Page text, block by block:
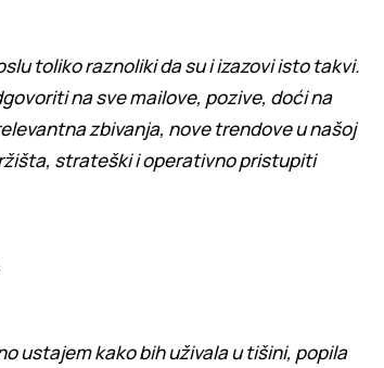
toliko raznoliki da su i izazovi isto takvi.
na sve mailove, pozive, doći na
zbivanja, nove trendove u našoj
strateški i operativno pristupiti
ustajem kako bih uživala u tišini, popila